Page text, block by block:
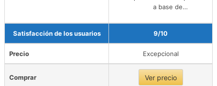
a base de…
Satisfacción de los usuarios 9/10
Precio Excepcional
Comprar Ver precio